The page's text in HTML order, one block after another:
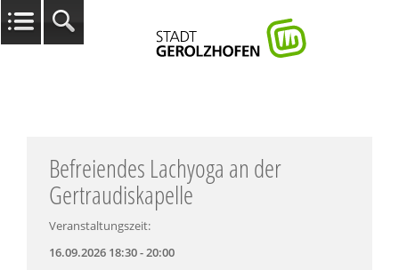
Befreiendes Lachyoga an der
Gertraudiskapelle
Veranstaltungszeit:
16.09.2026 18:30 - 20:00